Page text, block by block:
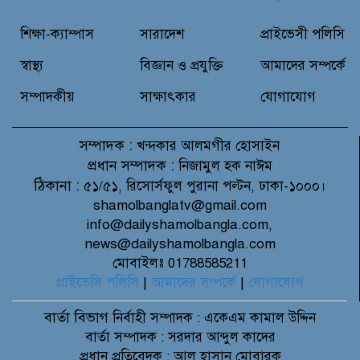
চন্দনাইশ থানা পুলিশের অভিযানে ৩
শিক্ষা-ক্যাম্পাস
স্বাস্থ্য
সম্পাদকীয়
সারাদেশ
বিজ্ঞান ও প্রযুক্তি
সাক্ষাৎকার
প্রাইভেসী পলিসি
আমাদের সম্পর্কে
যোগাযোগ
সম্পাদক : খন্দকার আলমগীর হোসাইন
প্রধান সম্পাদক : নিজামুল হক নাঈম
ঠিকানা : ৫১/৫১, রিসোর্সফুল পুরানা পল্টন, ঢাকা-১০০০।
shamolbanglatv@gmail.com
info@dailyshamolbangla.com,
news@dailyshamolbangla.com
মোবাইলঃ 01788585211
প্রাইভেসি পলিসি | আমাদের সম্পর্কে | যোগাযোগ
বার্তা বিভাগনির্বাহী সম্পাদক : একেএম কামাল উদ্দিন
বার্তা সম্পাদক : সরদার আব্দুল কাদের
প্রধান প্রতিবেদক : আল হাসান মোবারক